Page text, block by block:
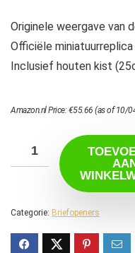
Originele weergave van
Officiële
Inclusief houten kist
Amazon.nl Price:€55.66 (as of 10/
Categorie: Briefopeners